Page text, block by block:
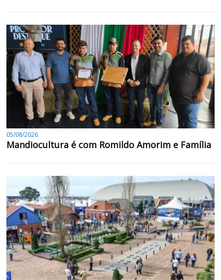
05/08/2026
Mandiocultura é com Romildo Amorim e Família